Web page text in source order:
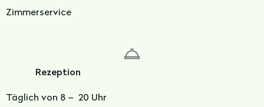
Zimmerservice
Rezeption
Täglich von 8 – 20 Uhr